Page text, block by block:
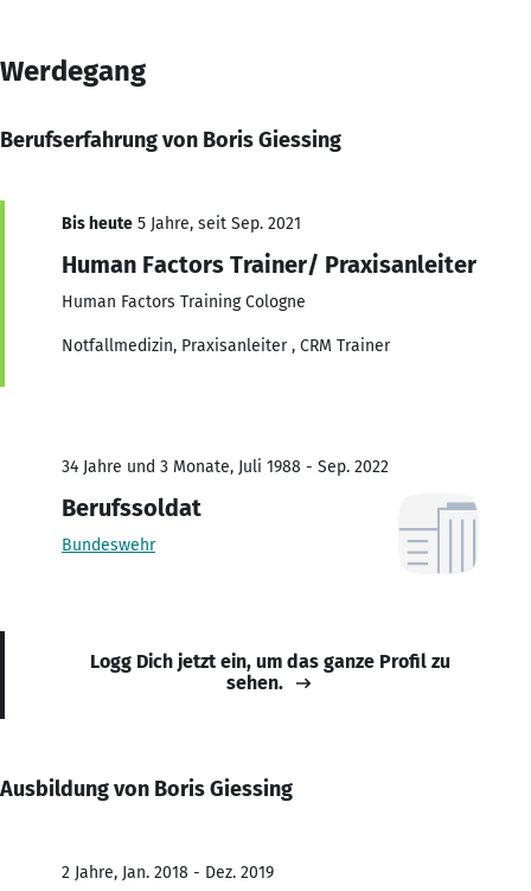
Werdegang
Berufserfahrung von Boris Giessing
Bis heute 5 Jahre, seit Sep. 2021
Human Factors Trainer/ Praxisanleiter
Human Factors Training Cologne
Notfallmedizin, Praxisanleiter , CRM Trainer
34 Jahre und 3 Monate, Juli 1988 - Sep. 2022
Berufssoldat
Bundeswehr
Logg Dich jetzt ein, um das ganze Profil zu
sehen.
Ausbildung von Boris Giessing
2 Jahre, Jan. 2018 - Dez. 2019